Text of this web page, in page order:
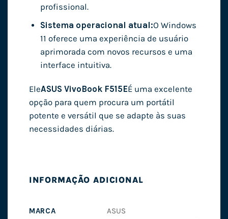
profissional.
Sistema operacional atual:O Windows
11 oferece uma experiência de usuário
aprimorada com novos recursos e uma
interface intuitiva.
EleASUS VivoBook F515EÉ uma excelente
opção para quem procura um portátil
potente e versátil que se adapte às suas
necessidades diárias.
INFORMAÇÃO ADICIONAL
MARCA
ASUS